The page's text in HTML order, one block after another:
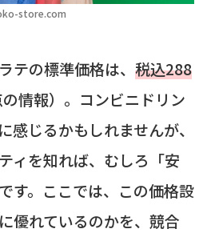
store.com
テの標準価格は、 税込288
情報）。コンビニドリン
感じるかもしれませんが、
ィを知れば、むしろ「安
す。ここでは、この価格設
優れているのかを、競合